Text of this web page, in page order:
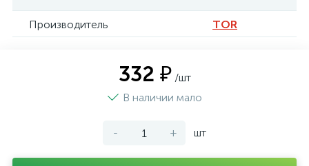
Производитель TOR
332 ₽ /шт
В наличии мало
- + шт